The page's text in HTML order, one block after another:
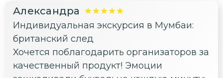
Александра
Индивидуальная экскурсия в Мумбаи:
британский след
Хочется поблагодарить организаторов за
качественный продукт! Эмоции